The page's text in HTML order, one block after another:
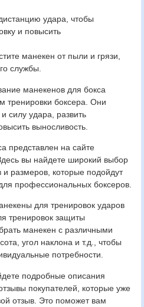
удара, чтобы
и повысить
манекен от пыли и грязи,
службы.
манекенов для бокса
тренировки боксера. Они
силу удара, развить
выносливость.
представлен на сайте
вы найдете широкий выбор
размеров, которые подойдут
профессиональных боксеров.
для тренировок ударов
тренировок защиты
манекен с различными
угол наклона и т.д., чтобы
потребности.
подробные описания
покупателей, которые уже
отзыв. Это поможет вам